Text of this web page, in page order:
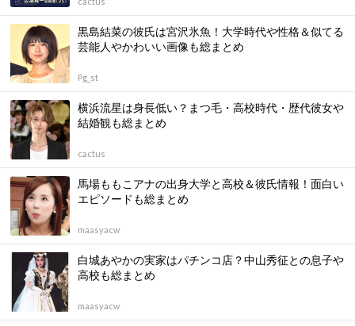
黒島結菜の彼氏は宮沢氷魚！大学時代や性格＆似てる
芸能人やかわいい画像も総まとめ
Pg_st
横浜流星は身長低い？まつ毛・高校時代・歴代彼女や
結婚観も総まとめ
cactus
馬場ももこアナの出身大学と高校＆彼氏情報！面白い
エピソードも総まとめ
maasyacw
白城あやかの実家はパチンコ店？中山秀征との息子や
高校も総まとめ
maasyacw